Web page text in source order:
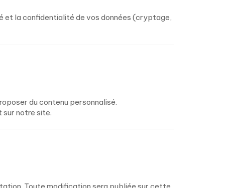
et la confidentialité de vos données (cryptage,
du contenu personnalisé.
notre site.